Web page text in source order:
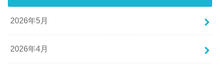
2026年5月
2026年4月